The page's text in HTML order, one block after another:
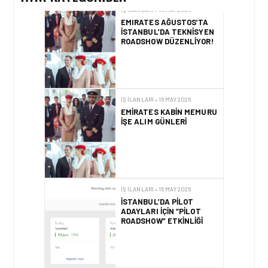
İŞ İLANLARI • 16 MAY 2026
EMIRATES AĞUSTOS’TA
İSTANBUL’DA TEKNISYEN
ROADSHOW DÜZENLIYOR!
İŞ İLANLARI • 16 MAY 2026
EMIRATES KABIN MEMURU
İŞE ALIM GÜNLERI
İŞ İLANLARI • 16 MAY 2026
İSTANBUL’DA PILOT
ADAYLARI IÇIN “PILOT
ROADSHOW” ETKINLIĞI